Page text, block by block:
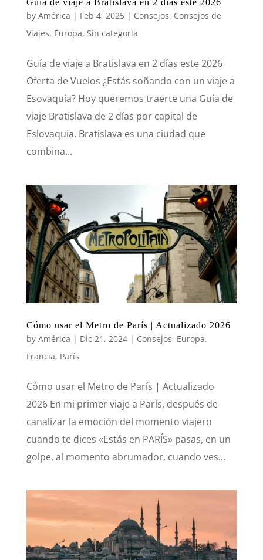
Guía de viaje a Bratislava en 2 días este 2026
by América | Feb 4, 2025| Consejos, Consejos de
Viajes, Europa, Sin categoría
Guía de viaje a Bratislava en 2 días este 2026
Oferta de Vuelos ¿Estás soñando con un viaje a
Esovaquia? Hoy queremos traerte una Guía de
viaje Bratislava de 2 días por capital de
Eslovaquia. Bratislava es una ciudad que
combina...
Cómo usar el Metro de París | Actualizado 2026
by América | Dic 21, 2024| Consejos, Europa,
Francia, París
Cómo usar el Metro de París | Actualizado
2026 En mi primer viaje a París, después de
canalizar la emoción del momento viajero
cuando te dices «Estás en PARÍS» pasas, en un
golpe, al momento abrumador, cuando ves...